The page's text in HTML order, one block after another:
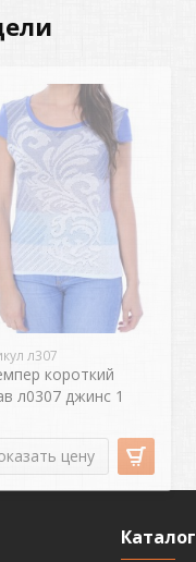
л307
короткий
л0307 джинс 1
цену
Каталог